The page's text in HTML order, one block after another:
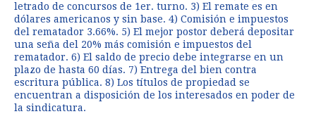
letrado de concursos de 1er. turno. 3) El remate es en
dólares americanos y sin base. 4) Comisión e impuestos
del rematador 3.66%. 5) El mejor postor deberá depositar
una seña del 20% más comisión e impuestos del
rematador. 6) El saldo de precio debe integrarse en un
plazo de hasta 60 días. 7) Entrega del bien contra
escritura pública. 8) Los títulos de propiedad se
encuentran a disposición de los interesados en poder de
la sindicatura.